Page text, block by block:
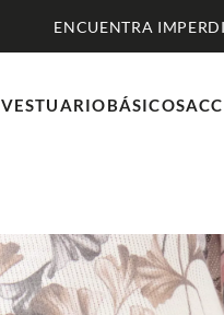
ENCUENTRA
VESTUARIOBÁSICOS